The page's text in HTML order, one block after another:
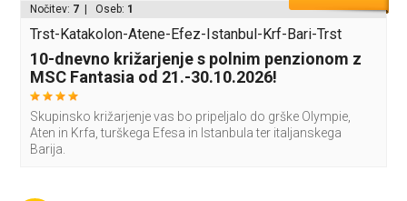
Nočitev: 7 | Oseb: 1
Trst-Katakolon-Atene-Efez-Istanbul-Krf-Bari-Trst
10-dnevno križarjenje s polnim penzionom z
MSC Fantasia od 21.-30.10.2026!
Skupinsko križarjenje vas bo pripeljalo do grške Olympie,
Aten in Krfa, turškega Efesa in Istanbula ter italjanskega
Barija.